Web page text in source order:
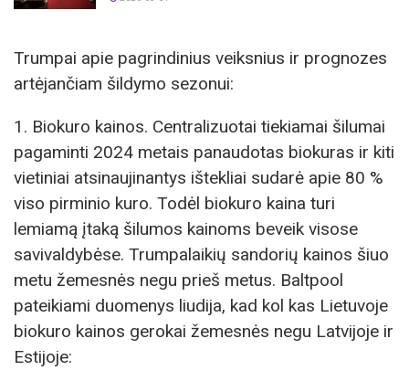
Trumpai apie pagrindinius veiksnius ir prognozes
artėjančiam šildymo sezonui:
1. Biokuro kainos. Centralizuotai tiekiamai šilumai
pagaminti 2024 metais panaudotas biokuras ir kiti
vietiniai atsinaujinantys ištekliai sudarė apie 80 %
viso pirminio kuro. Todėl biokuro kaina turi
lemiamą įtaką šilumos kainoms beveik visose
savivaldybėse. Trumpalaikių sandorių kainos šiuo
metu žemesnės negu prieš metus. Baltpool
pateikiami duomenys liudija, kad kol kas Lietuvoje
biokuro kainos gerokai žemesnės negu Latvijoje ir
Estijoje: